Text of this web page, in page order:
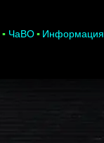
ЧаВО Информация